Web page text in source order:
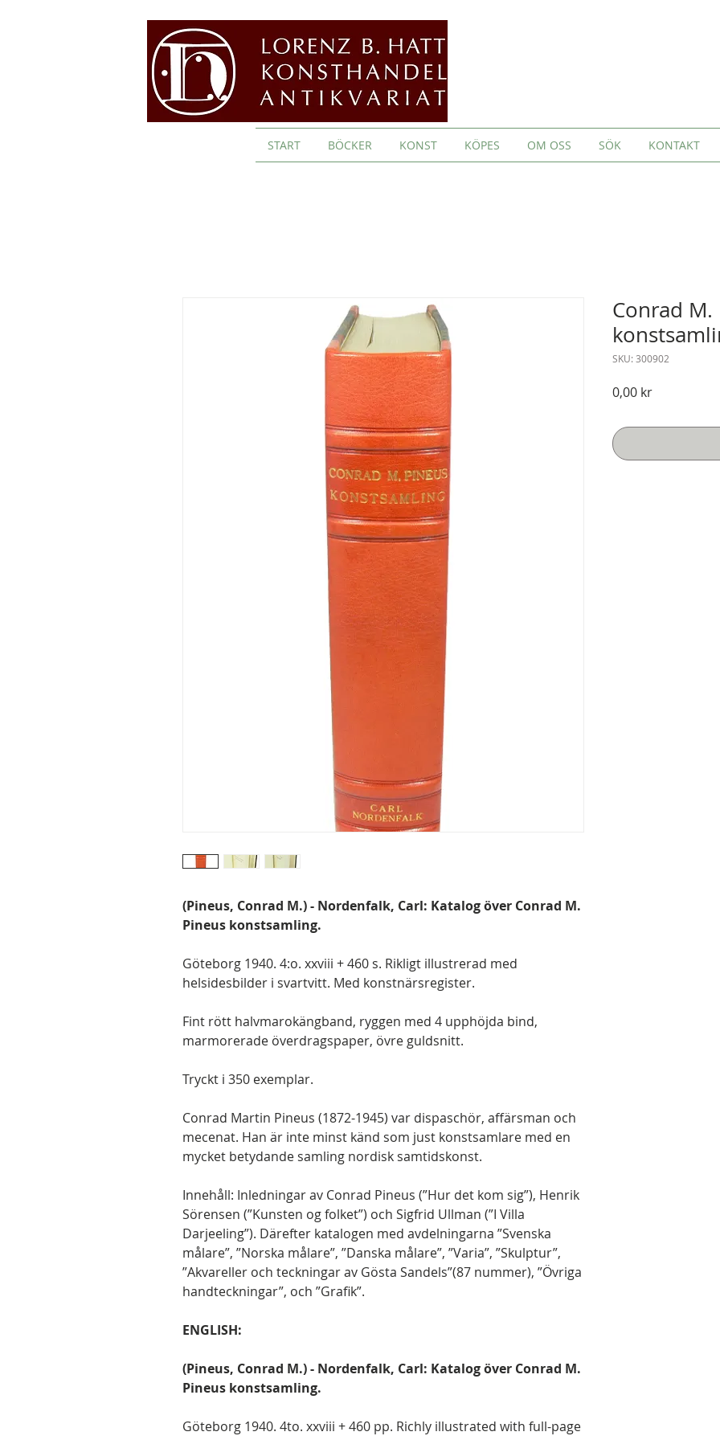
START BÖCKER KONST KÖPES OM OSS SÖK KONTAKT
(Pineus, Conrad M.) - Nordenfalk, Carl: Katalog över Conrad M.
Pineus konstsamling.
Göteborg 1940. 4:o. xxviii + 460 s. Rikligt illustrerad med
helsidesbilder i svartvitt. Med konstnärsregister.
Fint rött halvmarokängband, ryggen med 4 upphöjda bind,
marmorerade överdragspaper, övre guldsnitt.
Tryckt i 350 exemplar.
Conrad Martin Pineus (1872-1945) var dispaschör, affärsman och
mecenat. Han är inte minst känd som just konstsamlare med en
mycket betydande samling nordisk samtidskonst.
Innehåll: Inledningar av Conrad Pineus (”Hur det kom sig”), Henrik
Sörensen (”Kunsten og folket”) och Sigfrid Ullman (”I Villa
Darjeeling”). Därefter katalogen med avdelningarna ”Svenska
målare”, ”Norska målare”, ”Danska målare”, ”Varia”, ”Skulptur”,
”Akvareller och teckningar av Gösta Sandels”(87 nummer), ”Övriga
handteckningar”, och ”Grafik”.
ENGLISH:
(Pineus, Conrad M.) - Nordenfalk, Carl: Katalog över Conrad M.
Pineus konstsamling.
Göteborg 1940. 4to. xxviii + 460 pp. Richly illustrated with full-page
Conrad M.
SKU: 300902
0,00 krPris